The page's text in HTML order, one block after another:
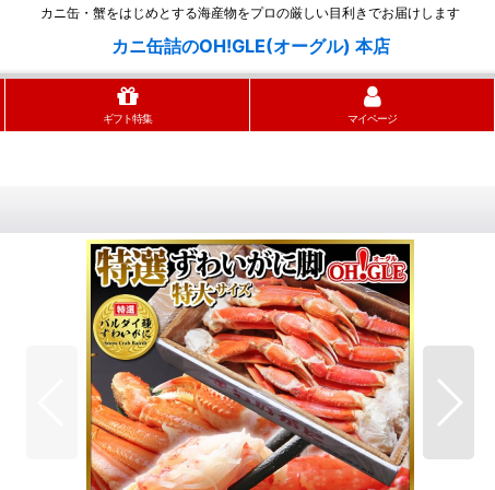
カニ缶・蟹をはじめとする海産物をプロの厳しい目利きでお届けします
カニ缶詰のOH!GLE(オーグル) 本店
ギフト特集 マイページ